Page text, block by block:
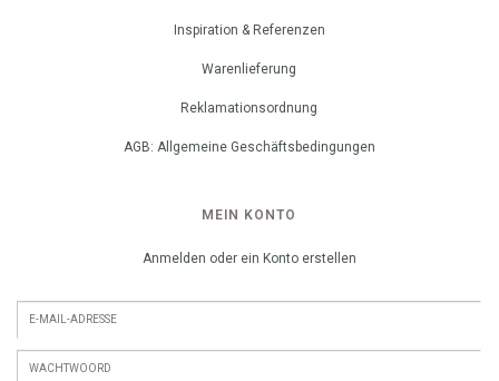
Inspiration & Referenzen
Warenlieferung
Reklamationsordnung
AGB: Allgemeine Geschäftsbedingungen
MEIN KONTO
Anmelden oder ein Konto erstellen